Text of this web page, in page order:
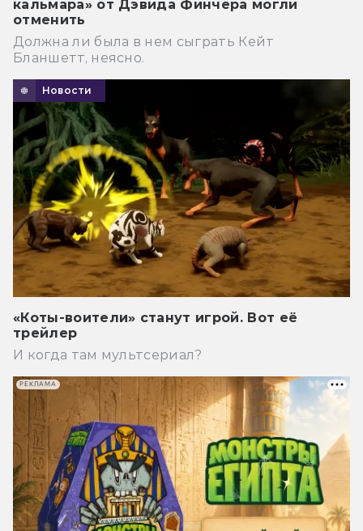
кальмара» от Дэвида Финчера могли
отменить
Должна ли была в нем сыграть Кейт
Бланшетт, неясно.
Новости
«Коты-воители» станут игрой. Вот её
трейлер
И когда там мультсериал?
РЕКЛАМА